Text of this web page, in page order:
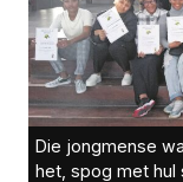
Die jongmense
het, spog met hul